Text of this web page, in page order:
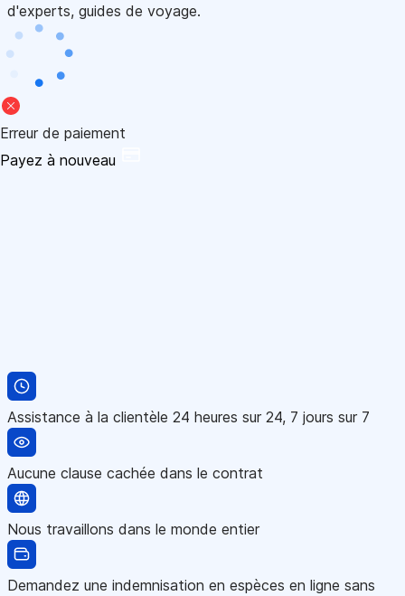
d'experts, guides de voyage.
Erreur de paiement
Payez à nouveau
Assistance à la clientèle 24 heures sur 24, 7 jours sur 7
Aucune clause cachée dans le contrat
Nous travaillons dans le monde entier
Demandez une indemnisation en espèces en ligne sans